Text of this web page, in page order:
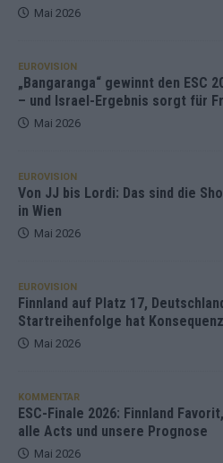
Mai 2026
EUROVISION
„Bangaranga“ gewinnt den ESC
– und Israel-Ergebnis sorgt für
Mai 2026
EUROVISION
Von JJ bis Lordi: Das sind die
in Wien
Mai 2026
EUROVISION
Finnland auf Platz 17,
Startreihenfolge hat
Mai 2026
KOMMENTAR
ESC-Finale 2026: Finnland
alle Acts und unsere Prognose
Mai 2026